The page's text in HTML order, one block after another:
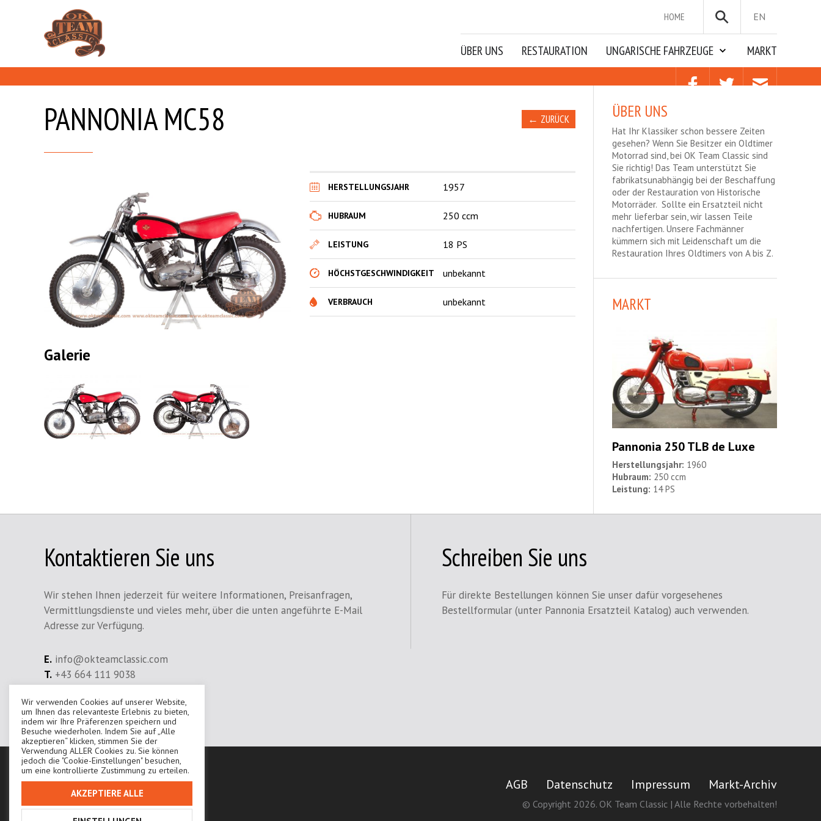
EN
HOME
ÜBER UNS RESTAURATION UNGARISCHE FAHRZEUGE MARKT
← ZURÜCK
PANNONIA MC58
HERSTELLUNGSJAHR 1957
HUBRAUM 250 ccm
LEISTUNG 18 PS
HÖCHSTGESCHWINDIGKEIT unbekannt
VERBRAUCH unbekannt
Galerie
ÜBER UNS
Hat Ihr Klassiker schon bessere Zeiten
gesehen? Wenn Sie Besitzer ein Oldtimer
Motorrad sind, bei OK Team Classic sind
Sie richtig! Das Team unterstützt Sie
fabrikatsunabhängig bei der Beschaffung
oder der Restauration von Historische
Motorräder. Sollte ein Ersatzteil nicht
mehr lieferbar sein, wir lassen Teile
nachfertigen. Unsere Fachmänner
kümmern sich mit Leidenschaft um die
Restauration Ihres Oldtimers von A bis Z.
MARKT
Pannonia 250 TLB de Luxe
Herstellungsjahr: 1960
Hubraum: 250 ccm
Leistung: 14 PS
Kontaktieren Sie uns
Wir stehen Ihnen jederzeit für weitere Informationen, Preisanfragen,
Vermittlungsdienste und vieles mehr, über die unten angeführte E-Mail
Adresse zur Verfügung.
E. info@okteamclassic.com
T. +43 664 111 9038
Ihr Ansprechpartner:Karoly Onadi
Schreiben Sie uns
Für direkte Bestellungen können Sie unser dafür vorgesehenes
Bestellformular (unter Pannonia Ersatzteil Katalog) auch verwenden.
AGB Datenschutz Impressum Markt-Archiv
© Copyright 2026. OK Team Classic | Alle Rechte vorbehalten!
Wir verwenden Cookies auf unserer Website,
um Ihnen das relevanteste Erlebnis zu bieten,
indem wir Ihre Präferenzen speichern und
Besuche wiederholen. Indem Sie auf „Alle
akzeptieren“ klicken, stimmen Sie der
Verwendung ALLER Cookies zu. Sie können
jedoch die "Cookie-Einstellungen" besuchen,
um eine kontrollierte Zustimmung zu erteilen.
AKZEPTIERE ALLE